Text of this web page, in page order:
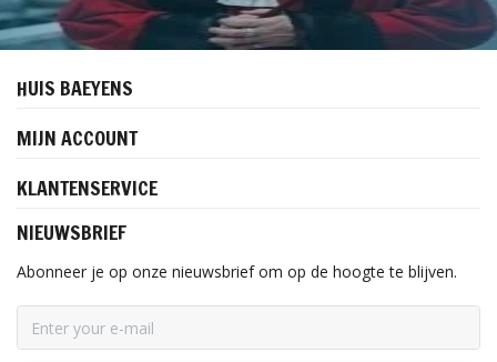
HUIS BAEYENS
MIJN ACCOUNT
KLANTENSERVICE
NIEUWSBRIEF
Abonneer je op onze nieuwsbrief om op de hoogte te blijven.